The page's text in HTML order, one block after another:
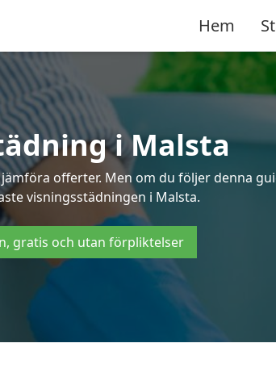
Hem
i Malsta
offerter. Men om du följer denna
visningsstädningen i Malsta.
gratis och utan förpliktelser